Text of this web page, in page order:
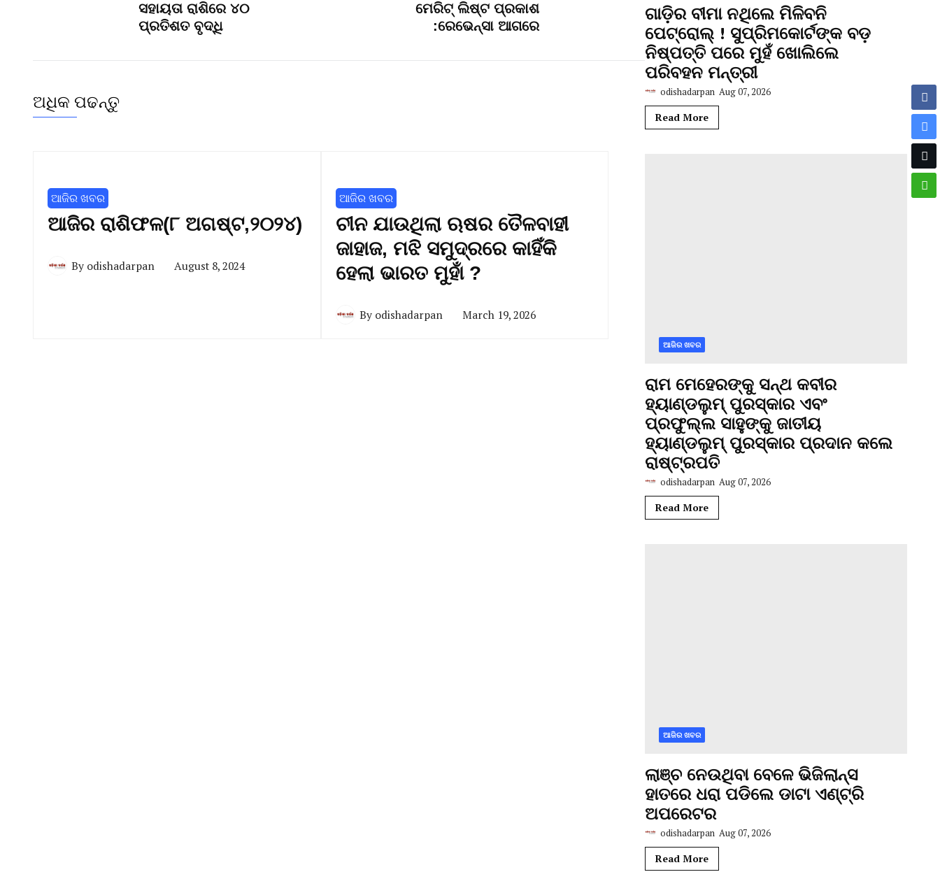
ସହାୟତା ରାଶିରେ ୪୦
ପ୍ରତିଶତ ବୃଦ୍ଧି
ମେରିଟ୍ ଲିଷ୍ଟ ପ୍ରକାଶ
:ରେଭେନ୍ସା ଆଗରେ
ଅଧିକ ପଢନ୍ତୁ
ଆଜିର ଖବର
ଆଜିର ରାଶିଫଳ(୮ ଅଗଷ୍ଟ,୨୦୨୪)
By odishadarpan August 8, 2024
ଆଜିର ଖବର
ଚୀନ ଯାଉଥିଲା ଋଷର ତୈଳବାହୀ
ଜାହାଜ, ମଝି ସମୁଦ୍ରରେ କାହିଁକି
ହେଲା ଭାରତ ମୁହାଁ ?
By odishadarpan March 19, 2026
ଗାଡ଼ିର ବୀମା ନଥିଲେ ମିଳିବନି
ପେଟ୍ରୋଲ୍ ! ସୁପ୍ରିମକୋର୍ଟଙ୍କ ବଡ଼
ନିଷ୍ପତ୍ତି ପରେ ମୁହଁ ଖୋଲିଲେ
ପରିବହନ ମନ୍ତ୍ରୀ
odishadarpan Aug 07, 2026
Read More
ଆଜିର ଖବର
ରାମ ମେହେରଙ୍କୁ ସନ୍ଥ କବୀର
ହ୍ୟାଣ୍ଡଲୁମ୍ ପୁରସ୍କାର ଏବଂ
ପ୍ରଫୁଲ୍ଲ ସାହୁଙ୍କୁ ଜାତୀୟ
ହ୍ୟାଣ୍ଡଲୁମ୍ ପୁରସ୍କାର ପ୍ରଦାନ କଲେ
ରାଷ୍ଟ୍ରପତି
odishadarpan Aug 07, 2026
Read More
ଆଜିର ଖବର
ଲାଞ୍ଚ ନେଉଥିବା ବେଳେ ଭିଜିଲାନ୍ସ
ହାତରେ ଧରା ପଡିଲେ ଡାଟା ଏଣ୍ଟ୍ରି
ଅପରେଟର
odishadarpan Aug 07, 2026
Read More